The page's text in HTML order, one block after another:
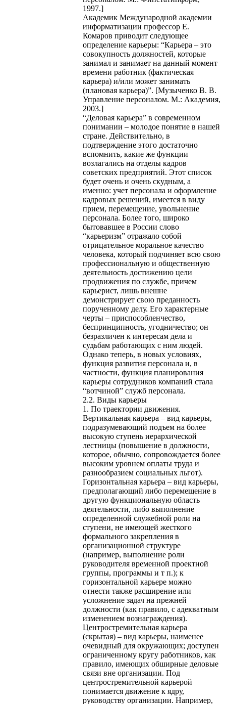
1997.]
Академик Международной академии
информатизации профессор Е.
Комаров приводит следующее
определение карьеры: “Карьера – это
совокупность должностей, которые
занимал и занимает на данный момент
времени работник (фактическая
карьера) и/или может занимать
(плановая карьера)”. [Музыченко В. В.
Управление персоналом. М.: Академия,
2003.]
“Деловая карьера” в современном
понимании – молодое понятие в нашей
стране. Действительно, в
подтверждение этого достаточно
вспомнить, какие же функции
возлагались на отделы кадров
советских предприятий. Этот список
будет очень и очень скудным, а
именно: учет персонала и оформление
кадровых решений, имеется в виду
прием, перемещение, увольнение
персонала. Более того, широко
бытовавшее в России слово
“карьеризм” отражало собой
отрицательное моральное качество
человека, который подчиняет всю свою
профессиональную и общественную
деятельность достижению цели
продвижения по службе, причем
карьерист, лишь внешне
демонстрирует свою преданность
порученному делу. Его характерные
черты – приспособленчество,
беспринципность, угодничество; он
безразличен к интересам дела и
судьбам работающих с ним людей.
Однако теперь, в новых условиях,
функция развития персонала и, в
частности, функция планирования
карьеры сотрудников компаний стала
“вотчиной” служб персонала.
2.2. Виды карьеры
1. По траектории движения.
Вертикальная карьера – вид карьеры,
подразумевающий подъем на более
высокую ступень иерархической
лестницы (повышение в должности,
которое, обычно, сопровождается более
высоким уровнем оплаты труда и
разнообразием социальных льгот).
Горизонтальная карьера – вид карьеры,
предполагающий либо перемещение в
другую функциональную область
деятельности, либо выполнение
определенной служебной роли на
ступени, не имеющей жесткого
формального закрепления в
организационной структуре
(например, выполнение роли
руководителя временной проектной
группы, программы и т п.); к
горизонтальной карьере можно
отнести также расширение или
усложнение задач на прежней
должности (как правило, с адекватным
изменением вознаграждения).
Центростремительная карьера
(скрытая) – вид карьеры, наименее
очевидный для окружающих; доступен
ограниченному кругу работников, как
правило, имеющих обширные деловые
связи вне организации. Под
центростремительной карьерой
понимается движение к ядру,
руководству организации. Например,